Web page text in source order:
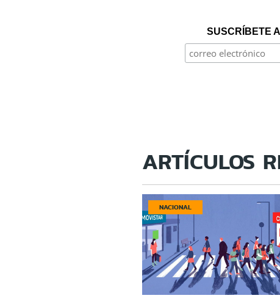
SUSCRÍBETE
ARTÍCULOS
NACIONAL